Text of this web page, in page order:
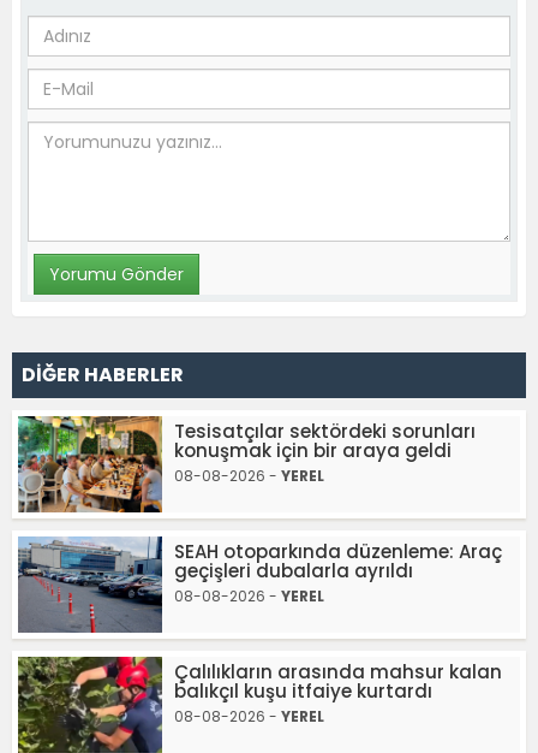
DİĞER HABERLER
Tesisatçılar sektördeki sorunları
konuşmak için bir araya geldi
08-08-2026 - YEREL
SEAH otoparkında düzenleme: Araç
geçişleri dubalarla ayrıldı
08-08-2026 - YEREL
Çalılıkların arasında mahsur kalan
balıkçıl kuşu itfaiye kurtardı
08-08-2026 - YEREL